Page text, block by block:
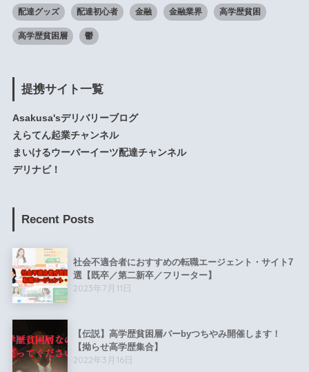
配達グッズ 配達初心者 金融 金融業界 高学歴貧困
高学歴貧困層 鬱
提携サイト一覧
Asakusa'sデリバリーブログ
えらてん起業チャンネル
まいけるウーバーイーツ配達チャンネル
デリナビ！
Recent Posts
社会不適合者におすすめの転職エージェント・サイト7
選【既卒／第二新卒／フリーター】
2023年7月11日
【伝説】高学歴貧困層バーbyつちやみ開催します！
【拗らせ高学歴集合】
2022年3月16日